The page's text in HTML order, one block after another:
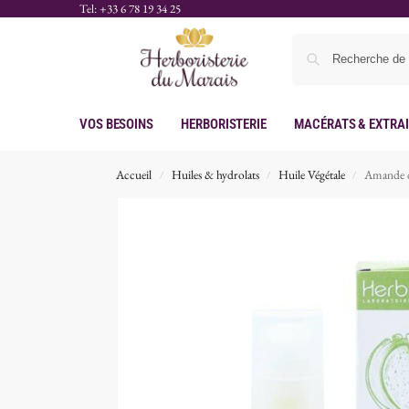
Tel: +33 6 78 19 34 25
Vos Besoins Herboristerie Macérats &
Accueil / Huiles & hydrolats / Huile Végétale / Amande